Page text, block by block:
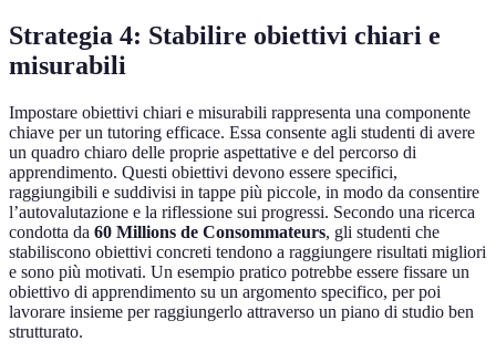
Strategia 4: Stabilire obiettivi chiari e
misurabili
Impostare obiettivi chiari e misurabili rappresenta una componente
chiave per un tutoring efficace. Essa consente agli studenti di avere
un quadro chiaro delle proprie aspettative e del percorso di
apprendimento. Questi obiettivi devono essere specifici,
raggiungibili e suddivisi in tappe più piccole, in modo da consentire
l’autovalutazione e la riflessione sui progressi. Secondo una ricerca
condotta da 60 Millions de Consommateurs, gli studenti che
stabiliscono obiettivi concreti tendono a raggiungere risultati migliori
e sono più motivati. Un esempio pratico potrebbe essere fissare un
obiettivo di apprendimento su un argomento specifico, per poi
lavorare insieme per raggiungerlo attraverso un piano di studio ben
strutturato.